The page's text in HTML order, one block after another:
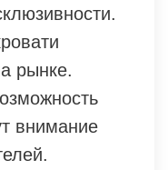
рынке.
внимание